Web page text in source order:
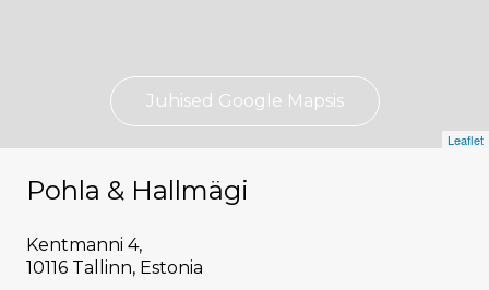
Leaflet
Juhised Google Mapsis
Pohla & Hallmägi
Kentmanni 4,
10116 Tallinn, Estonia